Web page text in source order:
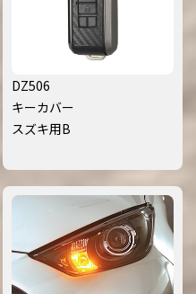
DZ506
キーカバー
スズキ用B